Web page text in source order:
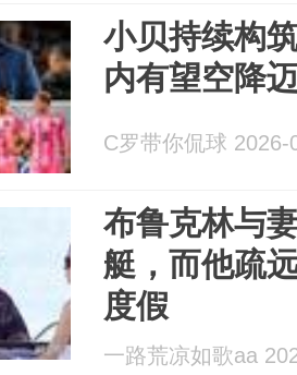
小贝持续构
内有望空降
C罗带你侃球 2026-
布鲁克林与
艇，而他疏
度假
一路荒凉如歌aa